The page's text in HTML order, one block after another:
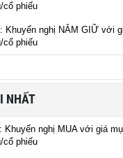
cổ phiếu
Khuyến nghị NẮM GIỮ với
cổ phiếu
NHẤT
Khuyến nghị MUA với giá
cổ phiếu